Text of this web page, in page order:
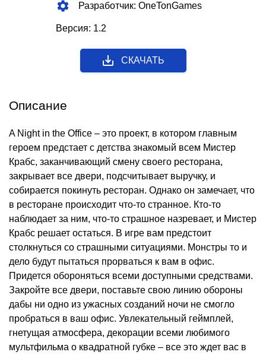
Разработчик: OneTonGames
Версия: 1.2
СКАЧАТЬ
Описание
A Night in the Office – это проект, в котором главным
героем предстает с детства знакомый всем Мистер
Крабс, заканчивающий смену своего ресторана,
закрывает все двери, подсчитывает выручку, и
собирается покинуть ресторан. Однако он замечает, что
в ресторане происходит что-то странное. Кто-то
наблюдает за ним, что-то страшное назревает, и Мистер
Крабс решает остаться. В игре вам предстоит
столкнуться со страшными ситуациями. Монстры то и
дело будут пытаться прорваться к вам в офис.
Придется обороняться всеми доступными средствами.
Закройте все двери, поставьте свою линию обороны
дабы ни одно из ужасных созданий ночи не смогло
пробраться в ваш офис. Увлекательный геймплей,
гнетущая атмосфера, декорации всеми любимого
мультфильма о квадратной губке – все это ждет вас в